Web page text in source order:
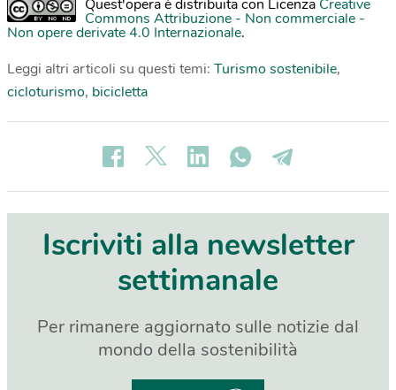
Quest'opera è distribuita con Licenza Creative
Commons Attribuzione - Non commerciale -
Non opere derivate 4.0 Internazionale.
Leggi altri articoli su questi temi: Turismo sostenibile,
cicloturismo, bicicletta
Iscriviti alla newsletter
settimanale
Per rimanere aggiornato sulle notizie dal
mondo della sostenibilità